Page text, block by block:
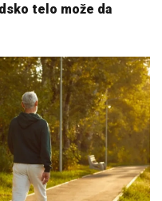
telo može da